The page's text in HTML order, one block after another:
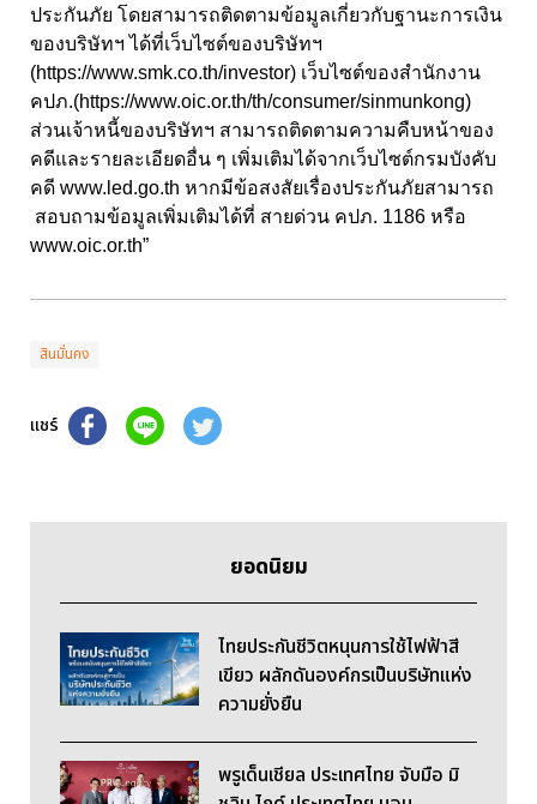
ประกันภัย โดยสามารถติดตามข้อมูลเกี่ยวกับฐานะการเงิน
ของบริษัทฯ ได้ที่เว็บไซต์ของบริษัทฯ
(https://www.smk.co.th/investor) เว็บไซต์ของสำนักงาน
คปภ.(https://www.oic.or.th/th/consumer/sinmunkong)
ส่วนเจ้าหนี้ของบริษัทฯ สามารถติดตามความคืบหน้าของ
คดีและรายละเอียดอื่น ๆ เพิ่มเติมได้จากเว็บไซต์กรมบังคับ
คดี www.led.go.th หากมีข้อสงสัยเรื่องประกันภัยสามารถ
สอบถามข้อมูลเพิ่มเติมได้ที่ สายด่วน คปภ. 1186 หรือ
www.oic.or.th”
สินมั่นคง
แชร์
ยอดนิยม
ไทยประกันชีวิตหนุนการใช้ไฟฟ้าสี
เขียว ผลักดันองค์กรเป็นบริษัทแห่ง
ความยั่งยืน
พรูเด็นเชียล ประเทศไทย จับมือ มิ